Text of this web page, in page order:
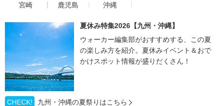
宮崎
鹿児島 沖縄
夏休み特集2026【九州・沖縄】
ウォーカー編集部がおすすめする、この夏
の楽しみ方を紹介。夏休みイベント＆おで
かけスポット情報が盛りだくさん！
CHECK!
九州・沖縄の夏祭りはこちら